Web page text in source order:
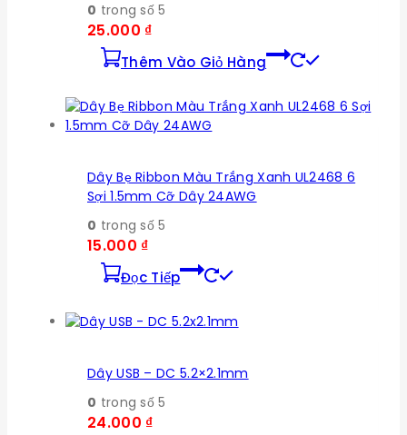
0 trong số 5
25.000 ₫
Thêm Vào Giỏ Hàng
Dây Bẹ Ribbon Màu Trắng Xanh UL2468 6
Sợi 1.5mm Cỡ Dây 24AWG
0 trong số 5
15.000 ₫
Đọc Tiếp
Dây USB – DC 5.2×2.1mm
0 trong số 5
24.000 ₫